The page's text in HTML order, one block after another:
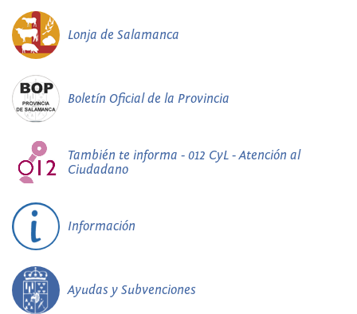
Lonja de Salamanca
Boletín Oficial de la Provincia
También te informa - 012 CyL - Atención al
Ciudadano
Información
Ayudas y Subvenciones